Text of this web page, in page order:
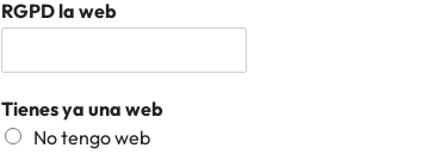
n
i
l
RGPD la web
Tienes ya una web
No tengo web